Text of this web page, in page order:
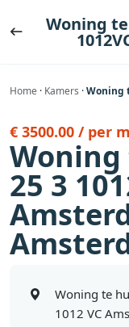
naar
Woning
Home · Kamers ·Woning
€ 3500.00 / per
25 3
Woning te
1012 VC